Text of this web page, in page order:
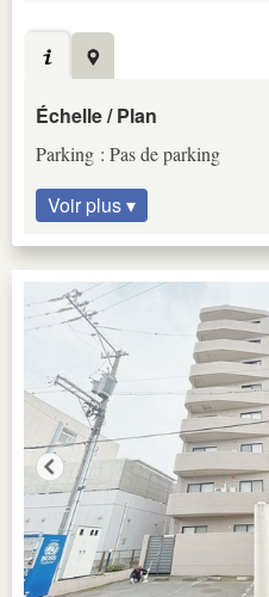
Échelle / Plan
Parking : Pas de parking
Voir plus ▾